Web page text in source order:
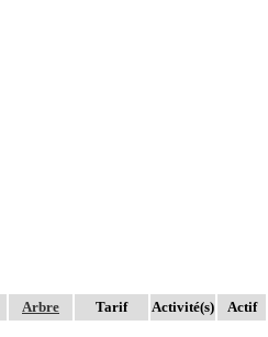
Arbre Tarif Activité(s) Actif